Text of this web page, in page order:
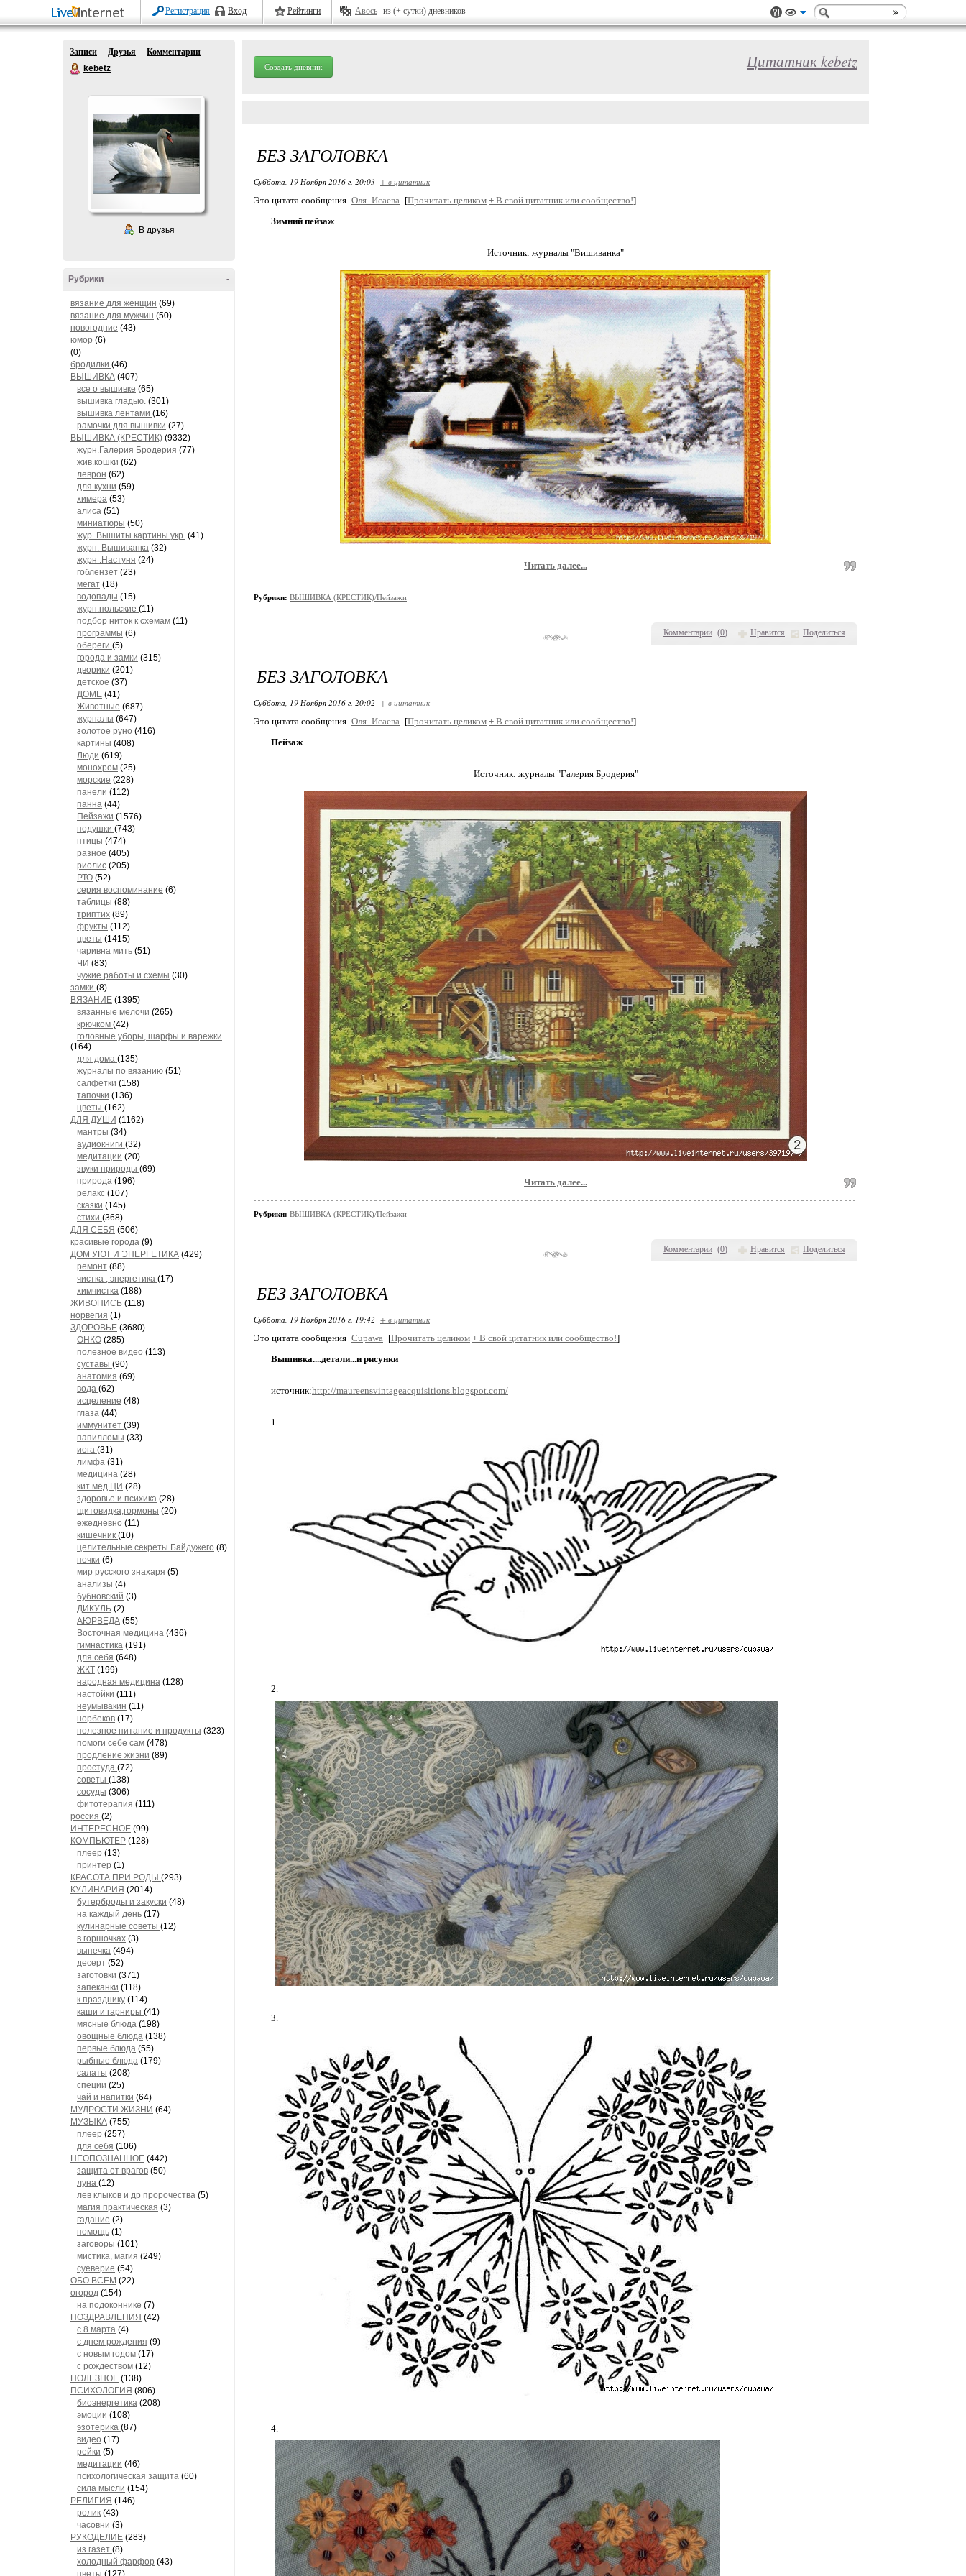
Регистрация Вход Рейтинги Авось из (+ сутки) дневников
Записи Друзья
Комментарии
kebetz
В друзья
-
Рубрики
вязание для женщин (69)
вязание для мужчин (50)
новогодние (43)
юмор (6)
(0)
бродилки (46)
ВЫШИВКА (407)
все о вышивке (65)
вышивка гладью. (301)
вышивка лентами (16)
рамочки для вышивки (27)
ВЫШИВКА (КРЕСТИК) (9332)
журн.Галерия Бродерия (77)
жив.кошки (62)
леврон (62)
для кухни (59)
химера (53)
алиса (51)
миниатюры (50)
жур. Вышиты картины укр. (41)
журн. Вышиванка (32)
журн .Настуня (24)
гоблензет (23)
мегат (18)
водопады (15)
журн.польские (11)
подбор ниток к схемам (11)
программы (6)
обереги (5)
города и замки (315)
дворики (201)
детское (37)
ДОМЕ (41)
Животные (687)
журналы (647)
золотое руно (416)
картины (408)
Люди (619)
монохром (25)
морские (228)
панели (112)
панна (44)
Пейзажи (1576)
подушки (743)
птицы (474)
разное (405)
риолис (205)
РТО (52)
серия воспоминание (6)
таблицы (88)
триптих (89)
фрукты (112)
цветы (1415)
чаривна мить (51)
ЧИ (83)
чужие работы и схемы (30)
замки (8)
ВЯЗАНИЕ (1395)
вязанные мелочи (265)
крючком (42)
головные уборы, шарфы и варежки
(164)
для дома (135)
журналы по вязанию (51)
салфетки (158)
тапочки (136)
цветы (162)
ДЛЯ ДУШИ (1162)
мантры (34)
аудиокниги (32)
медитации (20)
звуки природы (69)
природа (196)
релакс (107)
сказки (145)
стихи (368)
ДЛЯ СЕБЯ (506)
красивые города (9)
ДОМ УЮТ И ЭНЕРГЕТИКА (429)
ремонт (88)
чистка , энергетика (17)
химчистка (188)
ЖИВОПИСЬ (118)
норвегия (1)
ЗДОРОВЬЕ (3680)
ОНКО (285)
полезное видео (113)
суставы (90)
анатомия (69)
вода (62)
исцеление (48)
глаза (44)
иммунитет (39)
папилломы (33)
иога (31)
лимфа (31)
медицина (28)
кит мед ЦИ (28)
здоровье и психика (28)
щитовидка,гормоны (20)
ежедневно (11)
кишечник (10)
целительные секреты Байдужего (8)
почки (6)
мир русского знахаря (5)
анализы (4)
бубновский (3)
ДИКУЛЬ (2)
АЮРВЕДА (55)
Восточная медицина (436)
гимнастика (191)
для себя (648)
ЖКТ (199)
народная медицина (128)
настойки (111)
неумывакин (11)
норбеков (17)
полезное питание и продукты (323)
помоги себе сам (478)
продление жиэни (89)
простуда (72)
советы (138)
сосуды (306)
фитотерапия (111)
россия (2)
ИНТЕРЕСНОЕ (99)
КОМПЬЮТЕР (128)
плеер (13)
принтер (1)
КРАСОТА ПРИ РОДЫ (293)
КУЛИНАРИЯ (2014)
бутерброды и закуски (48)
на каждый день (17)
кулинарные советы (12)
в горшочках (3)
выпечка (494)
десерт (52)
заготовки (371)
запеканки (118)
к празднику (114)
каши и гарниры (41)
мясные блюда (198)
овощные блюда (138)
первые блюда (55)
рыбные блюда (179)
салаты (208)
специи (25)
чай и напитки (64)
МУДРОСТИ ЖИЗНИ (64)
МУЗЫКА (755)
плеер (257)
для себя (106)
НЕОПОЗНАННОЕ (442)
защита от врагов (50)
луна (12)
лев клыков и др пророчества (5)
магия практическая (3)
гадание (2)
помощь (1)
заговоры (101)
мистика, магия (249)
суеверие (54)
ОБО ВСЕМ (22)
огород (154)
на подоконнике (7)
ПОЗДРАВЛЕНИЯ (42)
с 8 марта (4)
с днем рождения (9)
с новым годом (17)
с рождеством (12)
ПОЛЕЗНОЕ (138)
ПСИХОЛОГИЯ (806)
биоэнергетика (208)
эмоции (108)
эзотерика (87)
видео (17)
рейки (5)
медитации (46)
психологическая защита (60)
сила мысли (154)
РЕЛИГИЯ (146)
ролик (43)
часовни (3)
РУКОДЕЛИЕ (283)
из газет (8)
холодный фарфор (43)
цветы (127)
Создать дневник Цитатник kebetz
Комментарии (0) Нравится Поделиться
БЕЗ ЗАГОЛОВКА
Суббота, 19 Ноября 2016 г. 20:03 + в цитатник
Это цитата сообщения Оля_Исаева [Прочитать целиком + В свой цитатник или сообщество!]
Зимний пейзаж
Источник: журналы "Вишиванка"
Читать далее...
Рубрики: ВЫШИВКА (КРЕСТИК)/Пейзажи
Комментарии (0) Нравится Поделиться
БЕЗ ЗАГОЛОВКА
Суббота, 19 Ноября 2016 г. 20:02 + в цитатник
Это цитата сообщения Оля_Исаева [Прочитать целиком + В свой цитатник или сообщество!]
Пейзаж
Источник: журналы "Галерия Бродерия"
Читать далее...
Рубрики: ВЫШИВКА (КРЕСТИК)/Пейзажи
БЕЗ ЗАГОЛОВКА
Суббота, 19 Ноября 2016 г. 19:42 + в цитатник
Это цитата сообщения Cupawa [Прочитать целиком + В свой цитатник или сообщество!]
Вышивка....детали...и рисунки
источник:http://maureensvintageacquisitions.blogspot.com/
1.
2.
3.
4.